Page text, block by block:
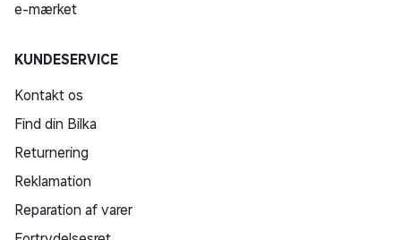
e-mærket
KUNDESERVICE
Kontakt os
Find din Bilka
Returnering
Reklamation
Reparation af varer